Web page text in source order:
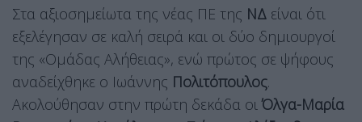
Στα αξιοσημείωτα της νέας ΠΕ της ΝΔ είναι ότι
εξελέγησαν σε καλή σειρά και οι δύο δημιουργοί
της «Ομάδας Αλήθειας», ενώ πρώτος σε ψήφους
αναδείχθηκε ο Ιωάννης Πολιτόπουλος.
Ακολούθησαν στην πρώτη δεκάδα οιΌλγα-Μαρία